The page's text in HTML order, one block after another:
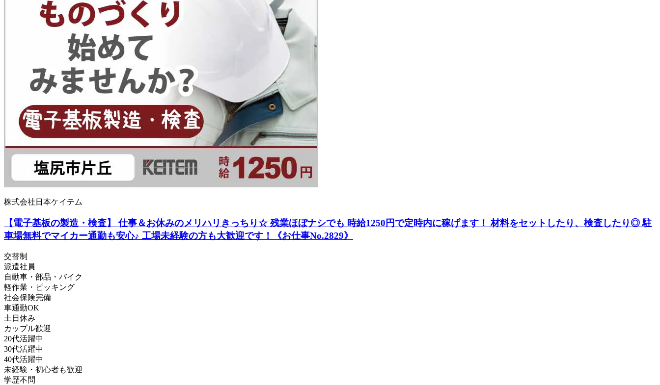
株式会社日本ケイテム
【電子基板の製造・検査】 仕事＆お休みのメリハリきっちり☆ 残業ほぼナシでも 時給1250円で定時内に稼げます！ 材料をセットしたり、検査したり◎ 駐
車場無料でマイカー通勤も安心♪ 工場未経験の方も大歓迎です！《お仕事No.2829》
交替制
派遣社員
自動車・部品・バイク
軽作業・ピッキング
社会保険完備
車通勤OK
土日休み
カップル歓迎
20代活躍中
30代活躍中
40代活躍中
未経験・初心者も歓迎
学歴不問